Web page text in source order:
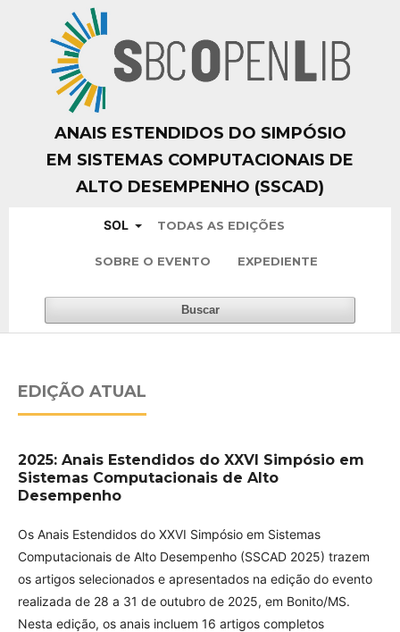
ANAIS ESTENDIDOS DO SIMPÓSIO
EM SISTEMAS COMPUTACIONAIS DE
ALTO DESEMPENHO (SSCAD)
SOL TODAS AS EDIÇÕES
SOBRE O EVENTO EXPEDIENTE
Buscar
EDIÇÃO ATUAL
2025: Anais Estendidos do XXVI Simpósio em
Sistemas Computacionais de Alto
Desempenho
Os Anais Estendidos do XXVI Simpósio em Sistemas
Computacionais de Alto Desempenho (SSCAD 2025) trazem
os artigos selecionados e apresentados na edição do evento
realizada de 28 a 31 de outubro de 2025, em Bonito/MS.
Nesta edição, os anais incluem 16 artigos completos